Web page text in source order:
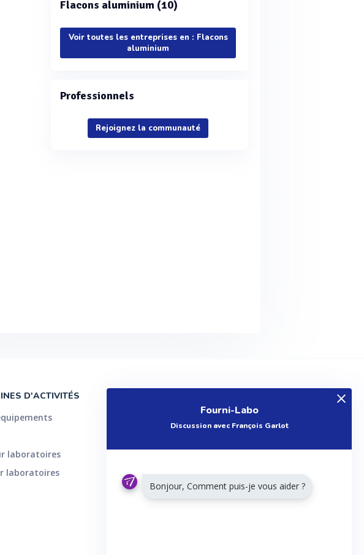
Flacons aluminium (10)
Voir toutes les entreprises en : Flacons
aluminium
Professionnels
Rejoignez la communauté
D'ACTIVITÉS
laboratoires
laboratoires
Réalisations
Tutoriels
Fourni-Labo
Discussion avec François Garlot
Bonjour, Comment puis-je vous aider ?